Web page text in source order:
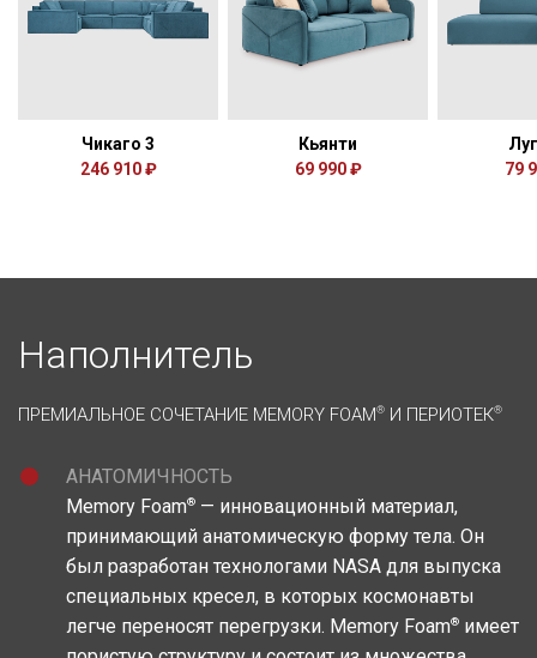
Чикаго 3
246 910 ₽
Кьянти
69 990 ₽
79
Наполнитель
ПРЕМИАЛЬНОЕ СОЧЕТАНИЕ MEMORY FOAM® И ПЕРИОТЕК®
АНАТОМИЧНОСТЬ
Memory Foam® — инновационный материал,
принимающий анатомическую форму тела. Он
был разработан технологами NASA для выпуска
специальных кресел, в которых космонавты
легче переносят перегрузки. Memory Foam® имеет